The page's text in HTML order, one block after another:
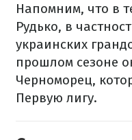
Напомним, что в
Рудько, в
украинских
прошлом сезоне
Черноморец,
Первую лигу.